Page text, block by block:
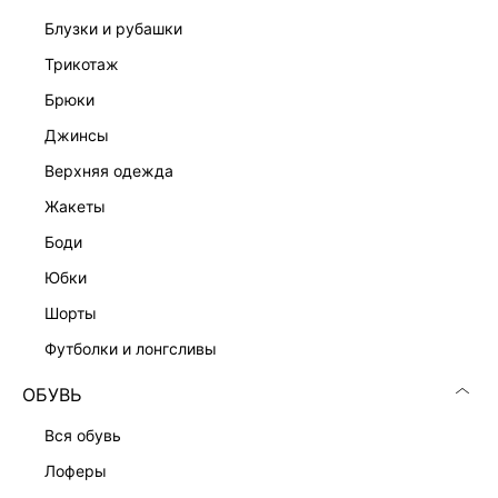
блузки и рубашки
трикотаж
брюки
джинсы
верхняя одежда
жакеты
боди
юбки
шорты
футболки и лонгсливы
ОБУВЬ
вся обувь
лоферы
Скачать
в AppStore
ЛИЧНЫЙ КАБИНЕТ